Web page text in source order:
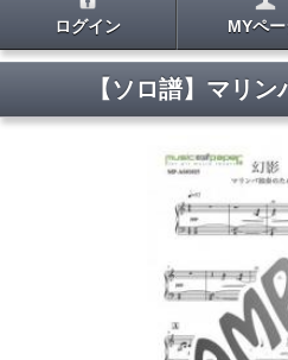
ログイン MYペ
【ソロ譜】マリン